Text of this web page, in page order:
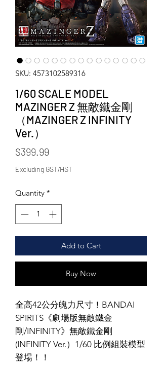
SKU: 4573102589316
1/60 SCALE MODEL
MAZINGER Z 無敵鐵金剛
（MAZINGER Z INFINITY
Ver.）
$399.99
Excluding GST/HST
Quantity *
Add to Cart
Buy Now
全高42公分魄力尺寸！BANDAI
SPIRITS《劇場版無敵鐵金
剛/INFINITY》無敵鐵金剛
(INFINITY Ver.）1/60 比例組裝模型
登場！！